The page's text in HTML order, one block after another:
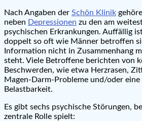
Nach Angaben der Schön Klinik
neben Depressionen zu den am
psychischen Erkrankungen. Auffällig
doppelt so oft wie Männer betroffen
Information nicht in Zusammenhang
steht. Viele Betroffene berichten von
Beschwerden, wie etwa Herzrasen,
Magen-Darm-Probleme und/oder
Belastbarkeit.
Es gibt sechs psychische Störungen,
zentrale Rolle spielt: